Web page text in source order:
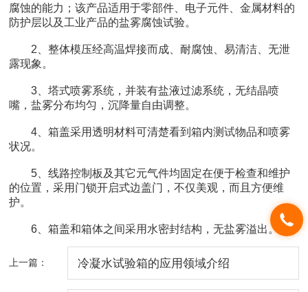
腐蚀的能力；该产品适用于零部件、电子元件、金属材料的
防护层以及工业产品的盐雾腐蚀试验。
2、整体模压经高温焊接而成、耐腐蚀、易清洁、无泄
露现象。
3、塔式喷雾系统，并装有盐液过滤系统，无结晶喷
嘴，盐雾分布均匀，沉降量自由调整。
4、箱盖采用透明材料可清楚看到箱内测试物品和喷雾
状况。
5、线路控制板及其它元气件均固定在便于检查和维护
的位置，采用门锁开启式边盖门，不仅美观，而且方便维
护。
6、箱盖和箱体之间采用水密封结构，无盐雾溢出。
上一篇： 冷凝水试验箱的应用领域介绍